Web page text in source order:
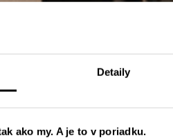
Detaily
ako my. A je to v poriadku.